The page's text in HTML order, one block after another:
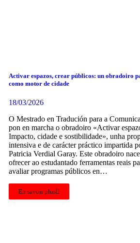
Activar espazos, crear públicos: un obradoiro
como motor de cidade
18/03/2026
O Mestrado en Tradución para a
pon en marcha o obradoiro «Activar
Impacto, cidade e sostibilidade», unha
intensiva e de carácter práctico impartida
Patricia Verdial Garay. Este obradoiro
ofrecer ao estudantado ferramentas reais
avaliar programas públicos en…
En savoir plus